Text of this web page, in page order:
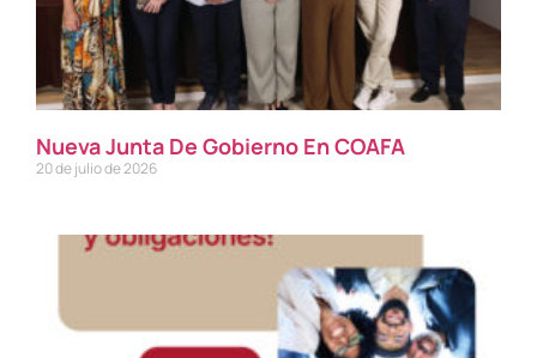
Nueva Junta De Gobierno En COAFA
20 de julio de 2026